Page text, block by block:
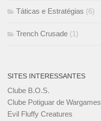
Táticas e Estratégias (6)
Trench Crusade (1)
SITES INTERESSANTES
Clube B.O.S.
Clube Potiguar de Wargames
Evil Fluffy Creatures